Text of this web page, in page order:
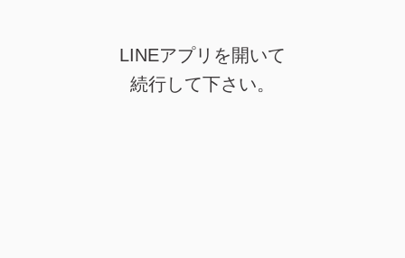
LINEアプリを開いて
続行して下さい。